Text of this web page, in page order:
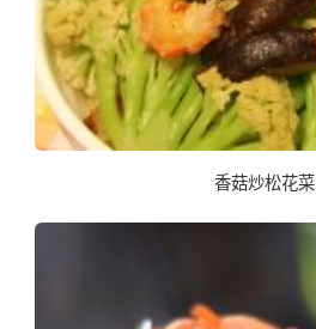
香菇炒松花菜